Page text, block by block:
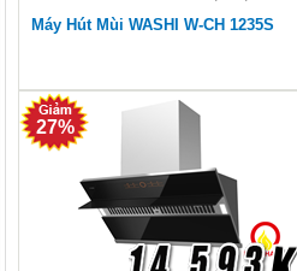
Máy Hút Mùi WASHI W-CH 1235S
27%